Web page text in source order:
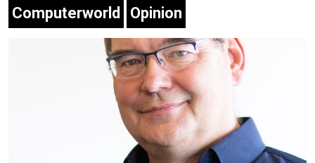
Computerworld Opinion